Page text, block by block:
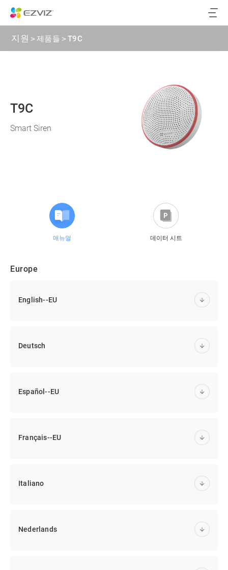
지원 >제품들 >T9C
T9C
Smart Siren
매뉴얼 데이터 시트
Europe
English--EU
Deutsch
Español--EU
Français--EU
Italiano
Nederlands